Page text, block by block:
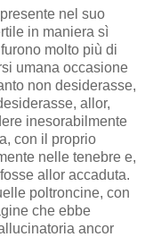
nel suo
in maniera sì
molto più di
umana occasione
non desiderasse,
allor,
inesorabilmente
con il proprio
nelle tenebre e,
allor accaduta.
poltroncine, con
che ebbe
ancor